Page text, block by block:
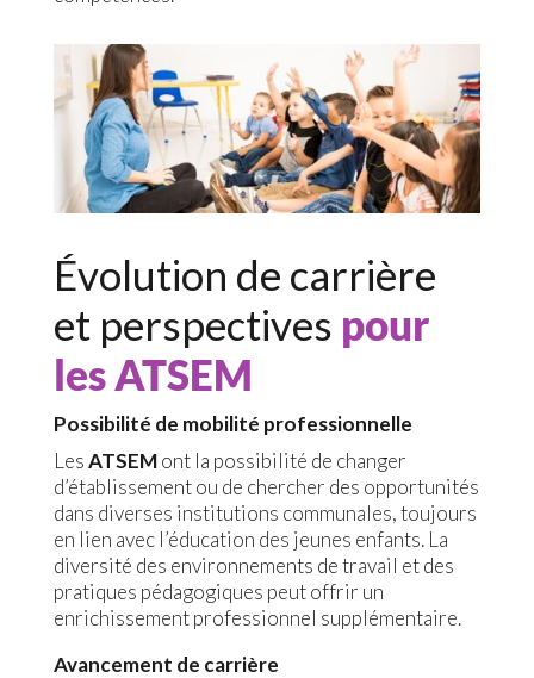
Évolution de carrière
et perspectives pour
les ATSEM
Possibilité de mobilité professionnelle
LesATSEMont la possibilité de changer
d’établissement ou de chercher des opportunités
dans diverses institutions communales, toujours
en lien avec l’éducation des jeunes enfants. La
diversité des environnements de travail et des
pratiques pédagogiques peut offrir un
enrichissement professionnel supplémentaire.
Avancement de carrière